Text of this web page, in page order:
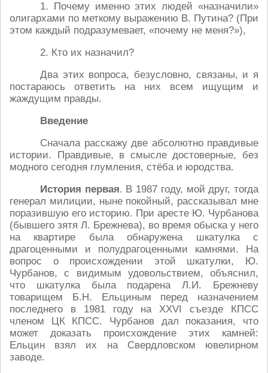
1. Почему именно этих людей «назначили»
олигархами по меткому выражению В. Путина? (При
этом каждый подразумевает, «почему не меня?»),
2. Кто их назначил?
Два этих вопроса, безусловно, связаны, и я
постараюсь ответить на них всем ищущим и
жаждущим правды.
Введение
Сначала расскажу две абсолютно правдивые
истории. Правдивые, в смысле достоверные, без
модного сегодня глумления, стёба и юродства.
История первая. В 1987 году, мой друг, тогда
генерал милиции, ныне покойный, рассказывал мне
поразившую его историю. При аресте Ю. Чурбанова
(бывшего зятя Л. Брежнева), во время обыска у него
на квартире была обнаружена шкатулка с
драгоценными и полудрагоценными камнями. На
вопрос о происхождении этой шкатулки, Ю.
Чурбанов, с видимым удовольствием, объяснил,
что шкатулка была подарена Л.И. Брежневу
товарищем Б.Н. Ельциным перед назначением
последнего в 1981 году на XXVI съезде КПСС
членом ЦК КПСС. Чурбанов дал показания, что
может доказать происхождение этих камней:
Ельцин взял их на Свердловском ювелирном
заводе.